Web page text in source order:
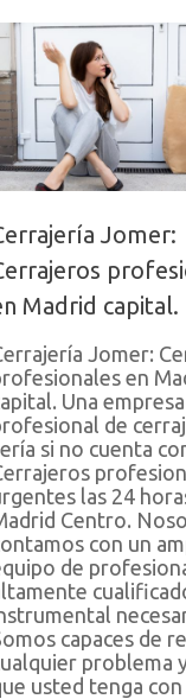
Jomer:
Madrid capital.
Jomer:
en
Una empresa
de
si no cuenta
las 24
Centro.
con un
de
capaces de
problema
usted tenga con